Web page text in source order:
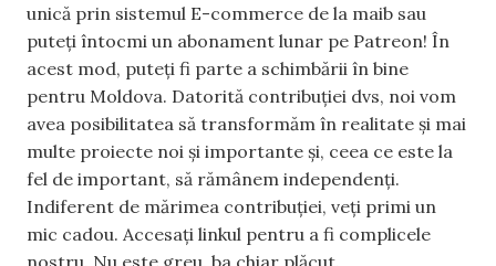
unică prin sistemul E-commerce de la maib sau
puteți întocmi un abonament lunar pe Patreon! În
acest mod, puteți fi parte a schimbării în bine
pentru Moldova. Datorită contribuției dvs, noi vom
avea posibilitatea să transformăm în realitate și mai
multe proiecte noi și importante și, ceea ce este la
fel de important, să rămânem independenți.
Indiferent de mărimea contribuției, veți primi un
mic cadou. Accesați linkul pentru a fi complicele
nostru. Nu este greu, ba chiar plăcut.